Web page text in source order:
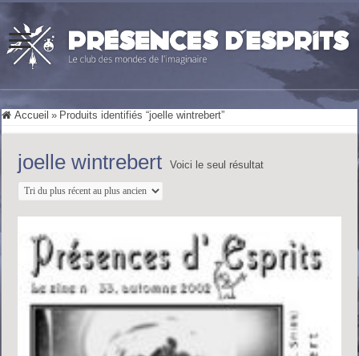
Accueil » Produits identifiés “joelle wintrebert”
joelle wintrebert Voici le seul résultat